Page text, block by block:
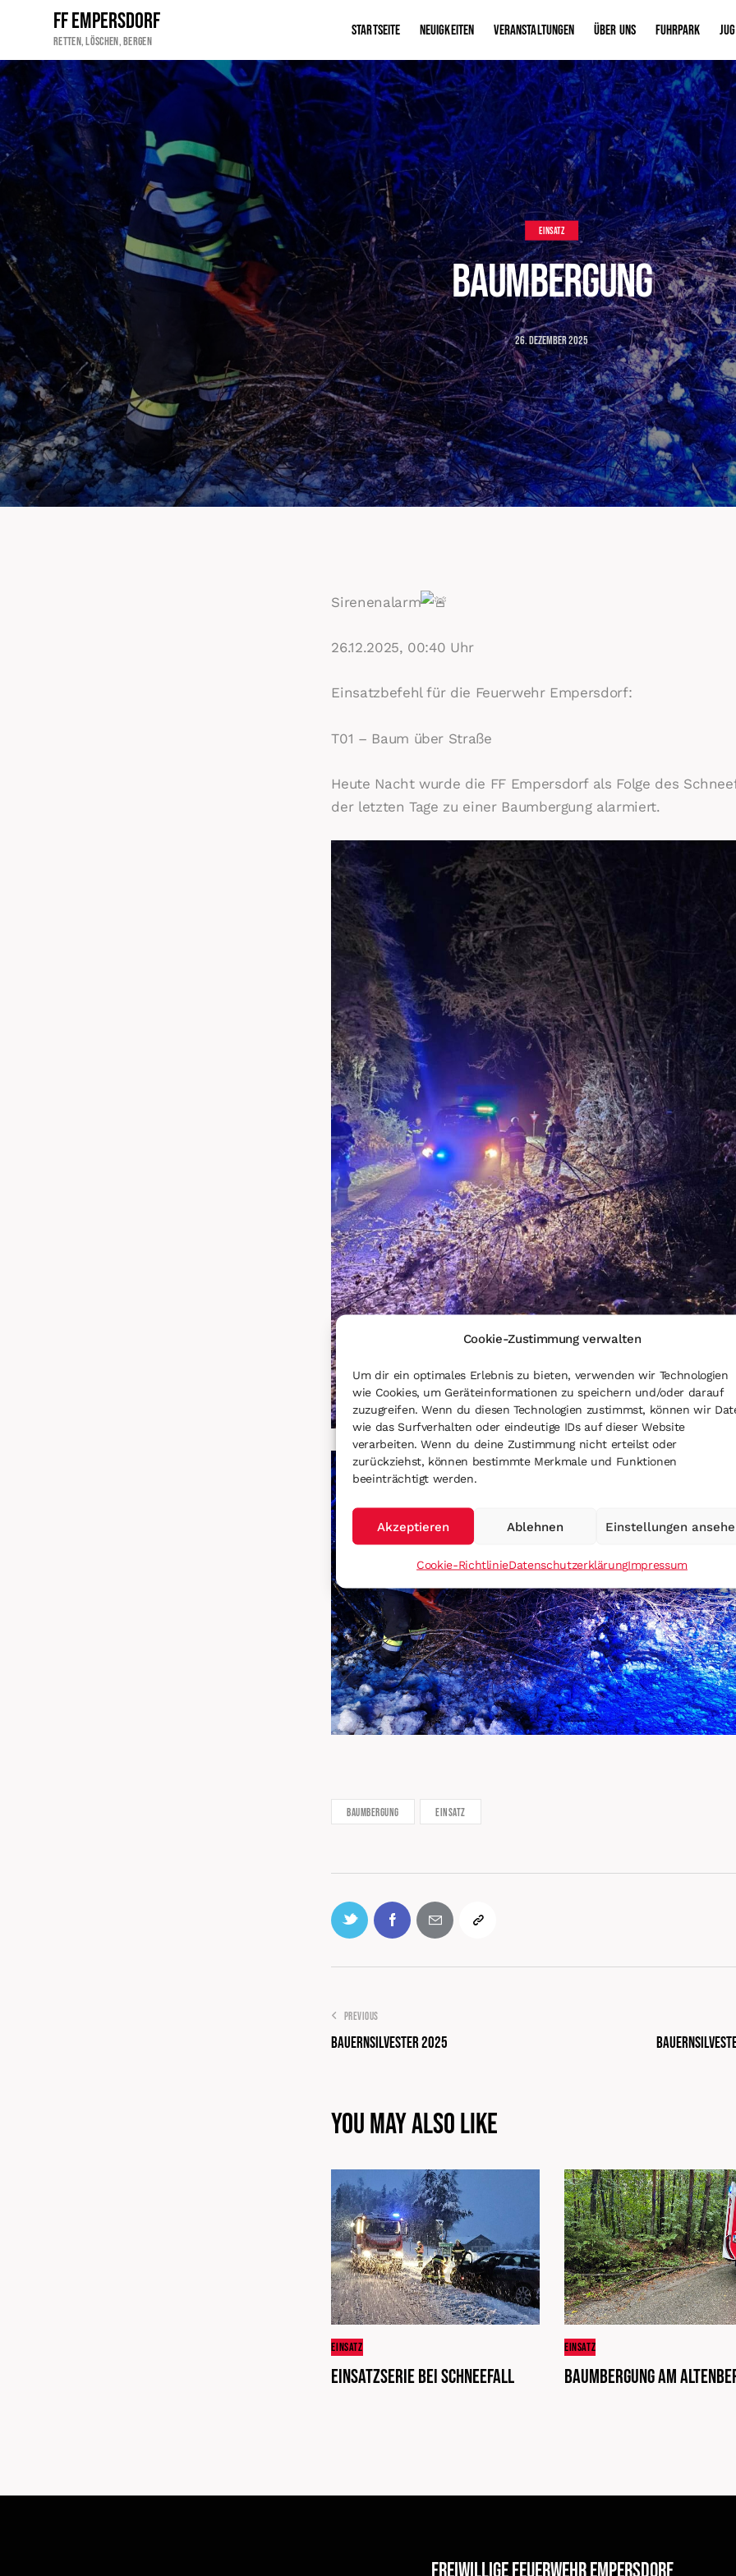
Cookie-Zustimmung verwalten
Um dir ein optimales Erlebnis zu bieten, verwenden wir Technologien
wie Cookies, um Geräteinformationen zu speichern und/oder darauf
zuzugreifen. Wenn du diesen Technologien zustimmst, können wir
wie das Surfverhalten oder eindeutige IDs auf dieser Website
verarbeiten. Wenn du deine Zustimmung nicht erteilst oder
zurückziehst, können bestimmte Merkmale und Funktionen
beeinträchtigt werden.
Akzeptieren Ablehnen Einstellungen
Cookie-RichtlinieDatenschutzerklärungImpressum
FF Empersdorf
Retten, Löschen, Bergen
Startseite Neuigkeiten Veranstaltungen Über uns Fuhrpark
EINSATZ
Baumbergung
26. Dezember 2025
Sirenenalarm
26.12.2025, 00:40 Uhr
Einsatzbefehl für die Feuerwehr Empersdorf:
T01 – Baum über Straße
Heute Nacht wurde die FF Empersdorf als Folge des
der letzten Tage zu einer Baumbergung alarmiert.
Baumbergung Einsatz
PREVIOUS
Bauernsilvester 2025
You May Also Like
EINSATZ
Einsatzserie bei Schneefall
EINSATZ
Baumbergung am